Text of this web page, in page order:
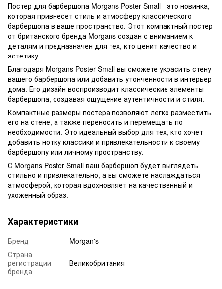
Постер для барбершопа Morgans Poster Small - это новинка,
которая привнесет стиль и атмосферу классического
барбершопа в ваше пространство. Этот компактный постер
от британского бренда Morgans создан с вниманием к
деталям и предназначен для тех, кто ценит качество и
эстетику.
Благодаря Morgans Poster Small вы сможете украсить стену
вашего барбершопа или добавить утонченности в интерьер
дома. Его дизайн воспроизводит классические элементы
барбершопа, создавая ощущение аутентичности и стиля.
Компактные размеры постера позволяют легко разместить
его на стене, а также переносить и перемещать по
необходимости. Это идеальный выбор для тех, кто хочет
добавить нотку классики и привлекательности к своему
барбершопу или личному пространству.
С Morgans Poster Small ваш барбершоп будет выглядеть
стильно и привлекательно, а вы сможете наслаждаться
атмосферой, которая вдохновляет на качественный и
ухоженный образ.
Характеристики
Бренд
Morgan's
Страна
регистрации
бренда
Великобритания